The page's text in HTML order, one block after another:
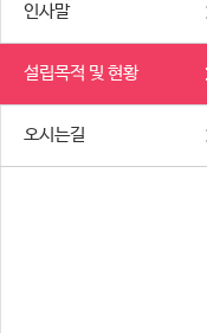
인사말
설립목적 및 현황
오시는길